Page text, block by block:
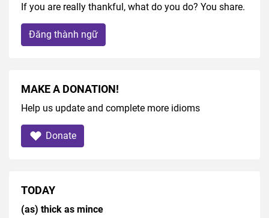
If you are really thankful, what do you do? You share.
Đăng thành ngữ
MAKE A DONATION!
Help us update and complete more idioms
Donate
TODAY
(as) thick as mince